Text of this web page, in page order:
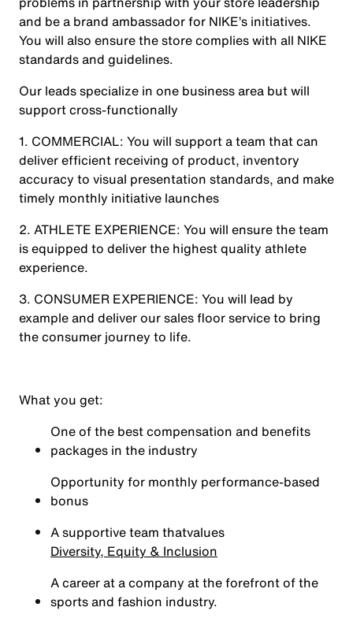
and be a brand ambassador for NIKE’s initiatives.
You will also ensure the store complies with all NIKE
standards and guidelines.
Our leads specialize in one business area but will
support cross-functionally
1. COMMERCIAL: You will support a team that can
deliver efficient receiving of product, inventory
accuracy to visual presentation standards, and make
timely monthly initiative launches
2. ATHLETE EXPERIENCE: You will ensure the team
is equipped to deliver the highest quality athlete
experience.
3. CONSUMER EXPERIENCE: You will lead by
example and deliver our sales floor service to bring
the consumer journey to life.
What you get:
One of the best compensation and benefits
packages in the industry
Opportunity for monthly performance-based
bonus
A supportive team thatvalues
Diversity, Equity & Inclusion
A career at a company at the forefront of the
sports and fashion industry.